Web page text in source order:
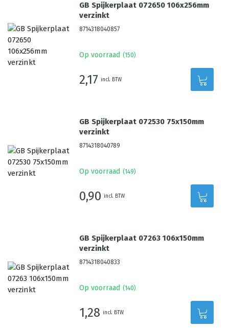
GB Spijkerplaat 072650 106x256mm
verzinkt
8714318040857
Op voorraad (150)
2,17 incl. BTW
GB Spijkerplaat 072530 75x150mm
verzinkt
8714318040789
Op voorraad (149)
0,90 incl. BTW
GB Spijkerplaat 07263 106x150mm
verzinkt
8714318040833
Op voorraad (140)
1,28 incl. BTW